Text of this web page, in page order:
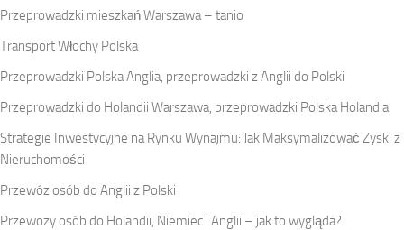
Przeprowadzki mieszkań Warszawa – tanio
Transport Włochy Polska
Przeprowadzki Polska Anglia, przeprowadzki z Anglii do Polski
Przeprowadzki do Holandii Warszawa, przeprowadzki Polska Holandia
Strategie Inwestycyjne na Rynku Wynajmu: Jak Maksymalizować Zyski z
Nieruchomości
Przewóz osób do Anglii z Polski
Przewozy osób do Holandii, Niemiec i Anglii – jak to wygląda?